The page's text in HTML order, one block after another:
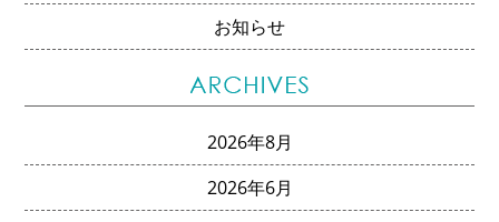
お知らせ
2026年8月
2026年6月